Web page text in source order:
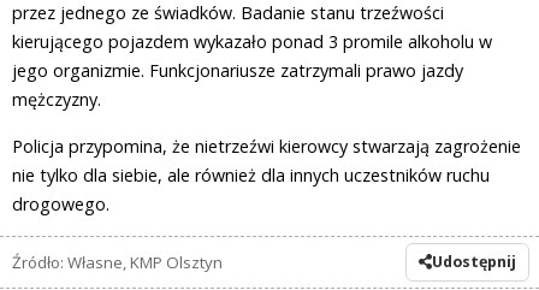
przez jednego ze świadków. Badanie stanu trzeźwości
kierującego pojazdem wykazało ponad 3 promile alkoholu w
jego organizmie. Funkcjonariusze zatrzymali prawo jazdy
mężczyzny.
Policja przypomina, że nietrzeźwi kierowcy stwarzają zagrożenie
nie tylko dla siebie, ale również dla innych uczestników ruchu
drogowego.
Źródło: Własne, KMP Olsztyn Udostępnij